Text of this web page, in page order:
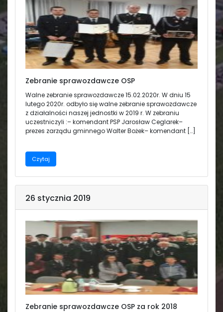
Zebranie sprawozdawcze OSP
Walne zebranie sprawozdawcze 15.02.2020r. W dniu 15
lutego 2020r. odbyło się walne zebranie sprawozdawcze
z działalności naszej jednostki w 2019 r. W zebraniu
uczestniczyli :– komendant PSP Jarosław Ceglarek–
prezes zarządu gminnego Walter Bożek– komendant […]
Czytaj
26 stycznia 2019
Zebranie sprawozdawcze OSP za rok 2018